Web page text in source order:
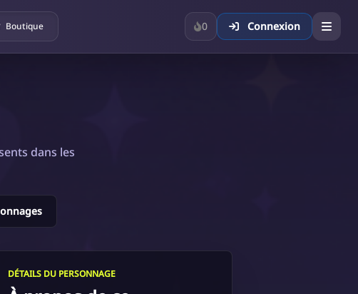
Boutique 0 Connexion
dans les
DÉTAILS DU PERSONNAGE